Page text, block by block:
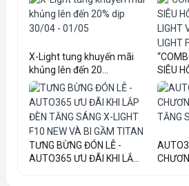
X-Light tung khuyến mãi
khủng lên đến 20...
SIÊU
TƯNG BỪNG ĐÓN LỄ -
AUTO365 ƯU ĐÃI KHI LẮ...